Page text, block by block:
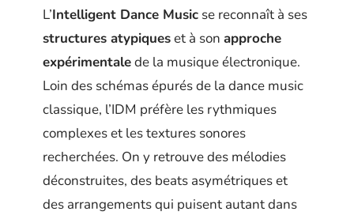
L’Intelligent Dance Music se reconnaît à ses
structures atypiqueset à son approche
expérimentalede la musique électronique.
Loin des schémas épurés de la dance music
classique, l’IDM préfère les rythmiques
complexes et les textures sonores
recherchées. On y retrouve des mélodies
déconstruites, des beats asymétriques et
des arrangements qui puisent autant dans